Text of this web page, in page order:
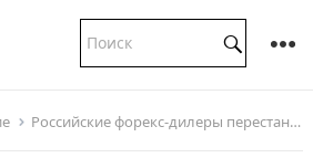
Российские форекс-дилеры перестанут играть против клиента